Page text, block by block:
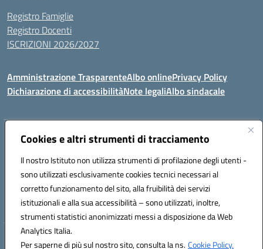
Cookies e altri strumenti di tracciamento
Il nostro Istituto non utilizza strumenti di profilazione degli utenti -
sono utilizzati esclusivamente cookies tecnici necessari al
corretto funzionamento del sito, alla fruibilità dei servizi
istituzionali e alla sua accessibilità – sono utilizzati, inoltre,
strumenti statistici anonimizzati messi a disposizione da Web
Analytics Italia.
Per saperne di più sul nostro sito, consulta la ns.Cookie Policy.
Registro Famiglie
Registro Docenti
ISCRIZIONI 2026/2027
Amministrazione TrasparenteAlbo onlinePrivacy Policy
Dichiarazione di accessibilitàNote legaliAlbo sindacale
Indirizzo:VIA S.VITTORIA, 11, 65024 MANOPPELLO (PE)
Posta elettronica certificata (PEC):peic81700n@pec.istruzione.it
Codice fiscale: 91100540680
Codice meccanografico: PEIC81700N
Hosting & Powered by 3D Solution S.r.l.